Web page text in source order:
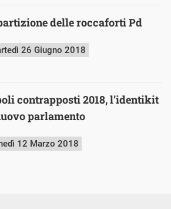
delle roccaforti Pd
26 Giugno 2018
contrapposti 2018, l’identikit
parlamento
12 Marzo 2018